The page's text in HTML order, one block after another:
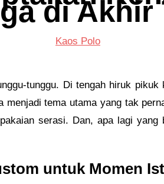
di Akhir
Kaos Polo
tunggu. Di tengah hiruk
menjadi tema utama yang tak
serasi. Dan, apa lagi
untuk Momen